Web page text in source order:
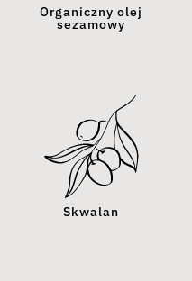
Organiczny olej
sezamowy
Skwalan